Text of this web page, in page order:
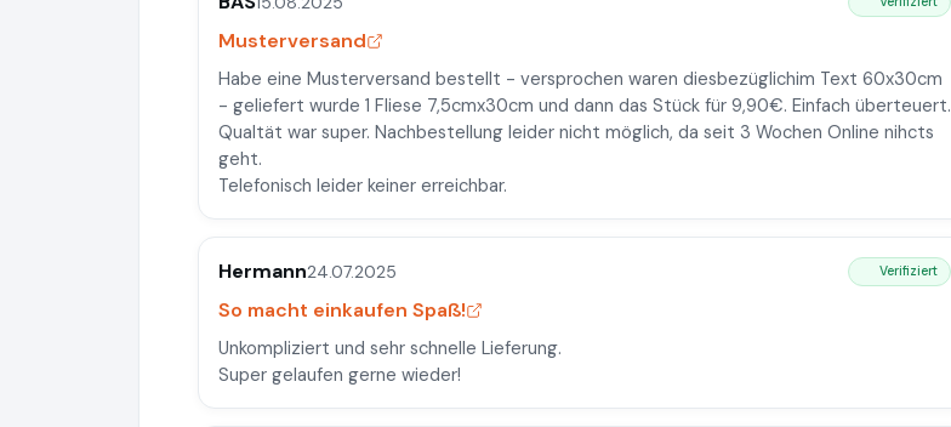
Musterversand
Habe eine Musterversand bestellt - versprochen waren diesbezüglichim Text 60x30cm
- geliefert wurde 1 Fliese 7,5cmx30cm und dann das Stück für 9,90€. Einfach überteuert.
Qualtät war super. Nachbestellung leider nicht möglich, da seit 3 Wochen Online nihcts
geht.
Telefonisch leider keiner erreichbar.
Hermann24.07.2025 Verifiziert
So macht einkaufen Spaß!
Unkompliziert und sehr schnelle Lieferung.
Super gelaufen gerne wieder!